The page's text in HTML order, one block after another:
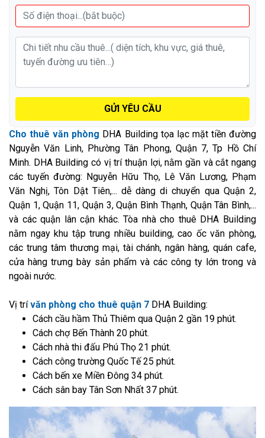
GỬI YÊU CẦU
Cho thuê văn phòng DHA Building tọa lạc mặt tiền đường
Nguyễn Văn Linh, Phường Tân Phong, Quận 7, Tp Hồ Chí
Minh. DHA Building có vị trí thuận lợi, nằm gần và cắt ngang
các tuyến đường: Nguyễn Hữu Thọ, Lê Văn Lương, Phạm
Văn Nghị, Tôn Dật Tiên,... dễ dàng di chuyển qua Quận 2,
Quận 1, Quận 11, Quận 3, Quận Bình Thạnh, Quận Tân Bình,...
và các quận lân cận khác. Tòa nhà cho thuê DHA Building
nằm ngay khu tập trung nhiều building, cao ốc văn phòng,
các trung tâm thương mại, tài chánh, ngân hàng, quán cafe,
cửa hàng trưng bày sản phẩm và các công ty lớn trong và
ngoài nước.
Vị trívăn phòng cho thuê quận 7 DHA Building:
Cách cầu hầm Thủ Thiêm qua Quận 2 gần 19 phút.
Cách chợ Bến Thành 20 phút.
Cách nhà thi đấu Phú Thọ 21 phút.
Cách công trường Quốc Tế 25 phút.
Cách bến xe Miền Đông 34 phút.
Cách sân bay Tân Sơn Nhất 37 phút.